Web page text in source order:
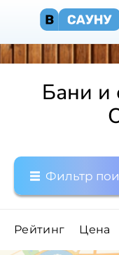
Бани и
Фильтр
Рейтинг Цена